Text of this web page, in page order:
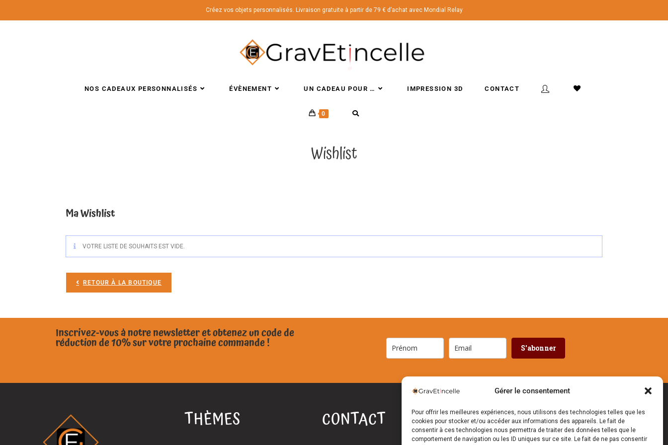
Gérer le consentement
Pour offrir les meilleures expériences, nous utilisons des technologies telles que les
cookies pour stocker et/ou accéder aux informations des appareils. Le fait de
consentir à ces technologies nous permettra de traiter des données telles que le
comportement de navigation ou les ID uniques sur ce site. Le fait de ne pas consentir
Créez vos objets personnalisés. Livraison gratuite à partir de 79 € d’achat avec Mondial Relay
NOS CADEAUX PERSONNALISÉS ÉVÈNEMENT UN CADEAU POUR … IMPRESSION 3D CONTACT
0
Wishlist
Ma Wishlist
VOTRE LISTE DE SOUHAITS EST VIDE.
RETOUR À LA BOUTIQUE
Inscrivez-vous à notre newsletter et obtenez un code de
réduction de 10% sur votre prochaine commande ! S'abonner
THÈMES CONTACT NOUS SUIVRE